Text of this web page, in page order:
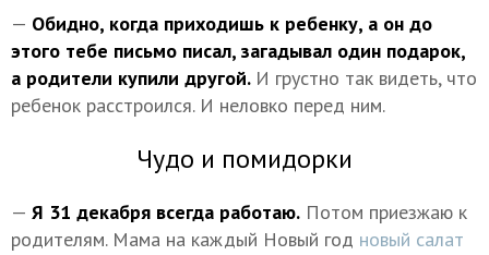
— Обидно, когда приходишь к ребенку, а он до
этого тебе письмо писал, загадывал один подарок,
а родители купили другой. И грустно так видеть, что
ребенок расстроился. И неловко перед ним.
Чудо и помидорки
— Я 31 декабря всегда работаю. Потом приезжаю к
родителям. Мама на каждый Новый год новый салат